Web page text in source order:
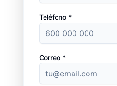
Teléfono *
Correo *